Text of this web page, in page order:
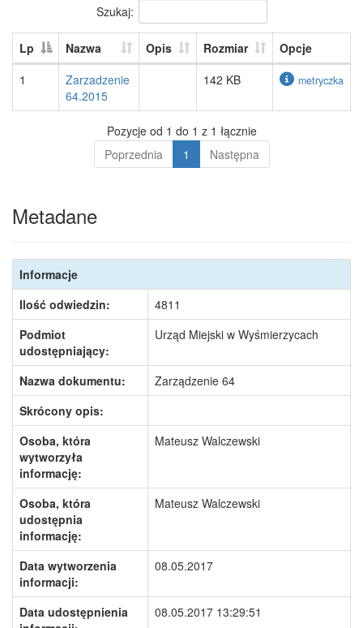
Szukaj:
Lp Nazwa Opis Rozmiar
Opcje
1
Zarzadzenie
64.2015
142 KB metryczka
Pozycje od 1 do 1 z 1 łącznie
Poprzednia
1 Następna
Metadane
Informacje
Ilość odwiedzin:
4811
Podmiot
udostępniający:
Urząd Miejski w Wyśmierzycach
Nazwa dokumentu:
Zarządzenie 64
Skrócony opis:
Osoba, która
wytworzyła
informację:
Mateusz Walczewski
Osoba, która
udostępnia
informację:
Mateusz Walczewski
Data wytworzenia
informacji:
08.05.2017
Data udostępnienia
08.05.2017 13:29:51